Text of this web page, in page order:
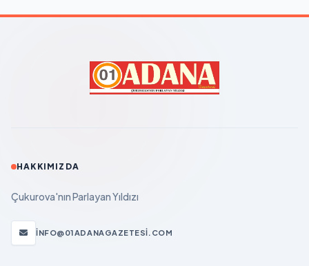
HAKKIMIZDA
Çukurova'nın Parlayan Yıldızı
INFO@01ADANAGAZETESI.COM